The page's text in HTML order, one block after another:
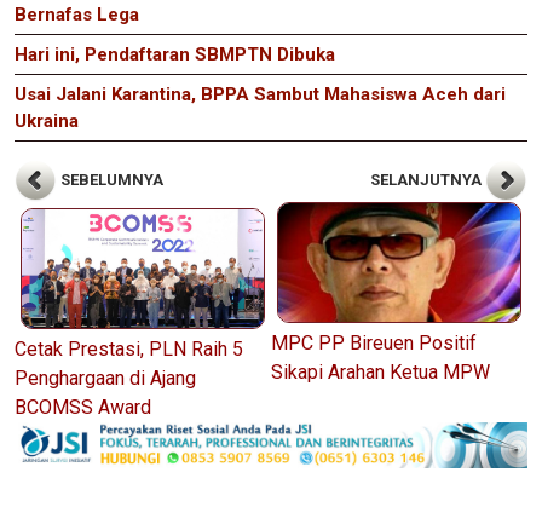
Bernafas Lega
Hari ini, Pendaftaran SBMPTN Dibuka
Usai Jalani Karantina, BPPA Sambut Mahasiswa Aceh dari
Ukraina
SEBELUMNYA
Cetak Prestasi, PLN Raih 5
Penghargaan di Ajang
BCOMSS Award
SELANJUTNYA
MPC PP Bireuen Positif
Sikapi Arahan Ketua MPW